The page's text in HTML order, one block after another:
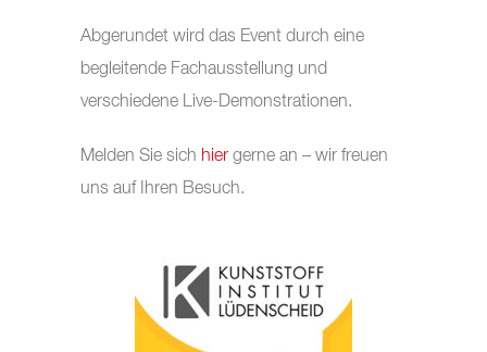
Abgerundet wird das Event durch eine
begleitende Fachausstellung und
verschiedene Live-Demonstrationen.
Melden Sie sich hier gerne an – wir freuen
uns auf Ihren Besuch.